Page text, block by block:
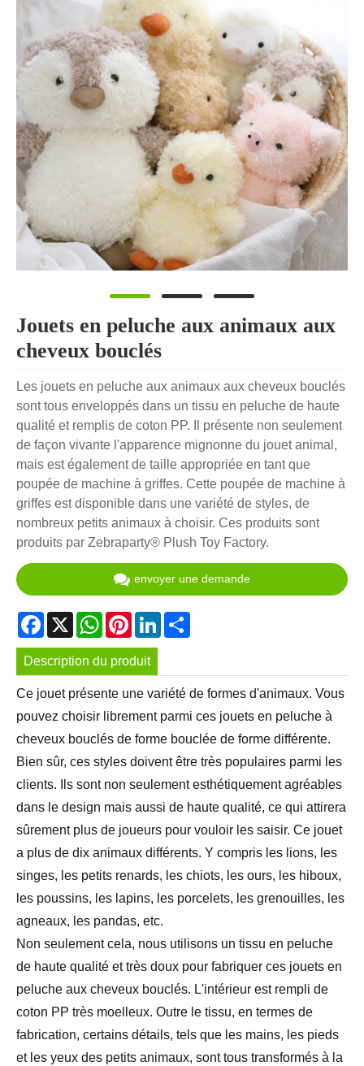
Jouets en peluche aux animaux aux
cheveux bouclés
Les jouets en peluche aux animaux aux cheveux bouclés
sont tous enveloppés dans un tissu en peluche de haute
qualité et remplis de coton PP. Il présente non seulement
de façon vivante l'apparence mignonne du jouet animal,
mais est également de taille appropriée en tant que
poupée de machine à griffes. Cette poupée de machine à
griffes est disponible dans une variété de styles, de
nombreux petits animaux à choisir. Ces produits sont
produits par Zebraparty® Plush Toy Factory.
envoyer une demande
Facebook
X WhatsApp
PinterestLinkedIn
Description du produit
Ce jouet présente une variété de formes d'animaux. Vous
pouvez choisir librement parmi ces jouets en peluche à
cheveux bouclés de forme bouclée de forme différente.
Bien sûr, ces styles doivent être très populaires parmi les
clients. Ils sont non seulement esthétiquement agréables
dans le design mais aussi de haute qualité, ce qui attirera
sûrement plus de joueurs pour vouloir les saisir. Ce jouet
a plus de dix animaux différents. Y compris les lions, les
singes, les petits renards, les chiots, les ours, les hiboux,
les poussins, les lapins, les porcelets, les grenouilles, les
agneaux, les pandas, etc.
Non seulement cela, nous utilisons un tissu en peluche
de haute qualité et très doux pour fabriquer ces jouets en
peluche aux cheveux bouclés. L'intérieur est rempli de
coton PP très moelleux. Outre le tissu, en termes de
fabrication, certains détails, tels que les mains, les pieds
et les yeux des petits animaux, sont tous transformés à la